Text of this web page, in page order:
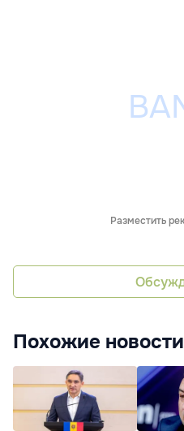
Разместить
Похожие новости